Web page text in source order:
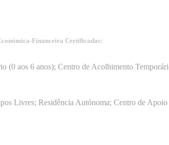
Financeira Certificadas:
(0 aos 6 anos); Centro de Acolhimento
Livres; Residência Autónoma; Centro de